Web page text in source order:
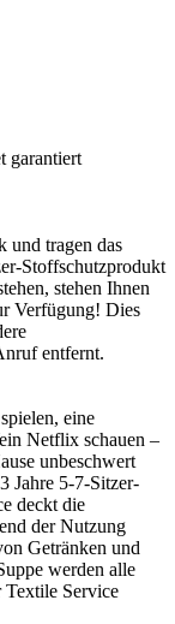
garantiert
und tragen das
Stoffschutzprodukt
stehen Ihnen
Verfügung! Dies
entfernt.
eine
Netflix schauen –
unbeschwert
Jahre 5-7-Sitzer-
deckt die
der Nutzung
Getränken und
werden alle
Textile Service